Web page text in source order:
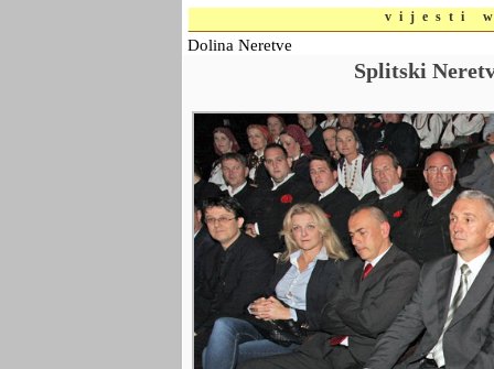
vijesti
Dolina Neretve
Splitski